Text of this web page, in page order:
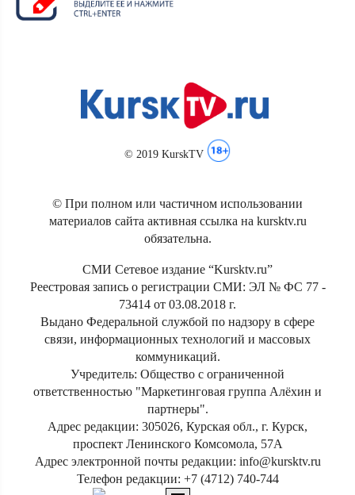
© 2019 KurskTV
© При полном или частичном использовании
материалов сайта активная ссылка на kursktv.ru
обязательна.
СМИ Сетевое издание “Kursktv.ru”
Реестровая запись о регистрации СМИ: ЭЛ № ФС 77 -
73414 от 03.08.2018 г.
Выдано Федеральной службой по надзору в сфере
связи, информационных технологий и массовых
коммуникаций.
Учредитель: Общество с ограниченной
ответственностью "Маркетинговая группа Алёхин и
партнеры".
Адрес редакции: 305026, Курская обл., г. Курск,
проспект Ленинского Комсомола, 57А
Адрес электронной почты редакции: info@kursktv.ru
Телефон редакции: +7 (4712) 740-744